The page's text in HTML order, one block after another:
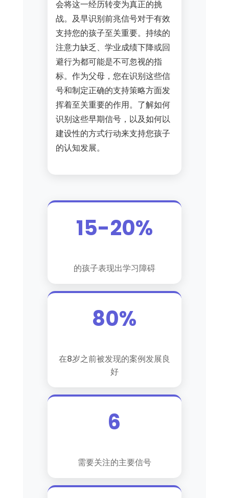
会将这一经历转变为真正的挑
战。及早识别前兆信号对于有效
支持您的孩子至关重要。持续的
注意力缺乏、学业成绩下降或回
避行为都可能是不可忽视的指
标。作为父母，您在识别这些信
号和制定正确的支持策略方面发
挥着至关重要的作用。了解如何
识别这些早期信号，以及如何以
建设性的方式行动来支持您孩子
的认知发展。
15-20%
的孩子表现出学习障碍
80%
在8岁之前被发现的案例发展良
好
6
需要关注的主要信号